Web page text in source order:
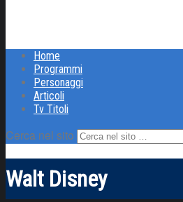
Home
Programmi
Personaggi
Articoli
Tv Titoli
Cerca nel sito
Walt Disney